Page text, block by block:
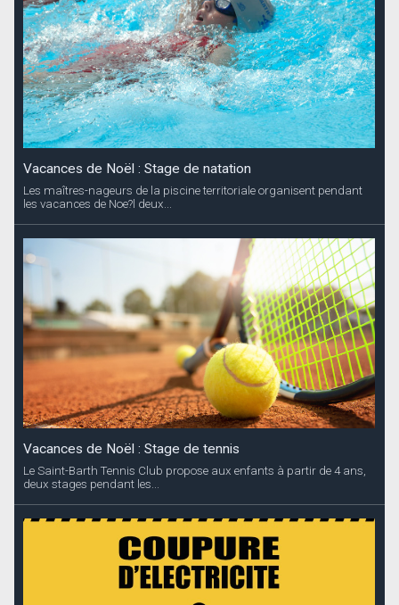
Vacances de Noël : Stage de natation
Les maîtres-nageurs de la piscine territoriale organisent pendant
les vacances de Noe?l deux...
Vacances de Noël : Stage de tennis
Le Saint-Barth Tennis Club propose aux enfants à partir de 4 ans,
deux stages pendant les...